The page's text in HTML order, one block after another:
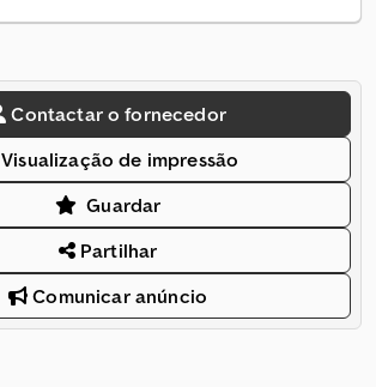
Contactar o fornecedor
Visualização de impressão
Guardar
Partilhar
Comunicar anúncio